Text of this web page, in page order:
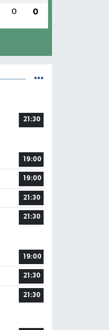
0 0
21:30
19:00
19:00
21:30
21:30
19:00
21:30
21:30